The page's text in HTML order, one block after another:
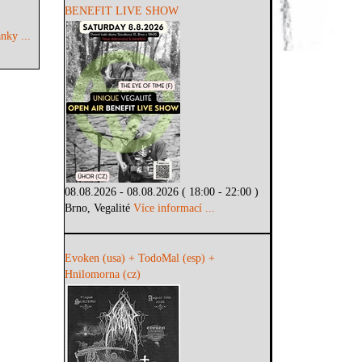
...
BENEFIT LIVE SHOW
08.08.2026 - 08.08.2026 ( 18:00 - 22:00 )
Brno, VegalitéVíce informací ...
Evoken (usa) + TodoMal (esp) +
Hnilomorna (cz)